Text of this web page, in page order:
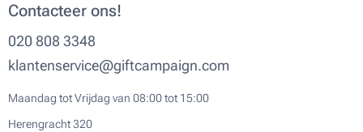
Contacteer ons!
020 808 3348
klantenservice@giftcampaign.com
Maandag tot Vrijdag van 08:00 tot 15:00
Herengracht 320